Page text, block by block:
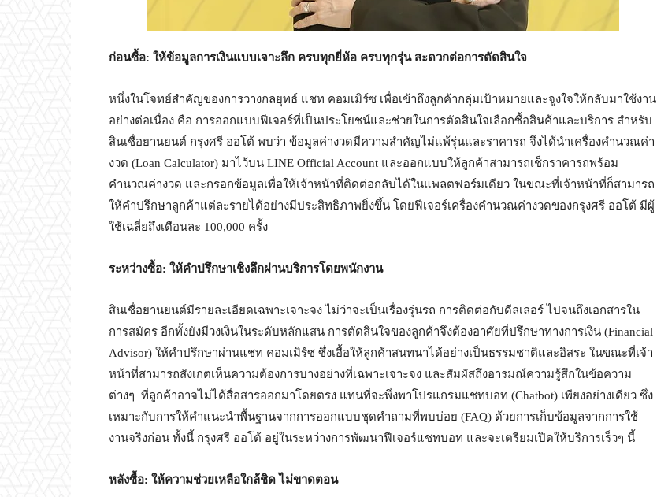
ก่อนซื้อ: ให้ข้อมูลการเงินแบบเจาะลึก ครบทุกยี่ห้อ ครบทุกรุ่น สะดวกต่อการตัดสินใจ
หนึ่งในโจทย์สำคัญของการวางกลยุทธ์ แชท คอมเมิร์ซ เพื่อเข้าถึงลูกค้ากลุ่มเป้าหมายและจูงใจให้กลับมาใช้งาน
อย่างต่อเนื่อง คือ การออกแบบฟีเจอร์ที่เป็นประโยชน์และช่วยในการตัดสินใจเลือกซื้อสินค้าและบริการ สำหรับ
สินเชื่อยานยนต์ กรุงศรี ออโต้ พบว่า ข้อมูลค่างวดมีความสำคัญไม่แพ้รุ่นและราคารถ จึงได้นำเครื่องคำนวณค่า
งวด (Loan Calculator) มาไว้บน LINE Official Account และออกแบบให้ลูกค้าสามารถเช็กราคารถพร้อม
คำนวณค่างวด และกรอกข้อมูลเพื่อให้เจ้าหน้าที่ติดต่อกลับได้ในแพลตฟอร์มเดียว ในขณะที่เจ้าหน้าที่ก็สามารถ
ให้คำปรึกษาลูกค้าแต่ละรายได้อย่างมีประสิทธิภาพยิ่งขึ้น โดยฟีเจอร์เครื่องคำนวณค่างวดของกรุงศรี ออโต้ มีผู้
ใช้เฉลี่ยถึงเดือนละ 100,000 ครั้ง
ระหว่างซื้อ: ให้คำปรึกษาเชิงลึกผ่านบริการโดยพนักงาน
สินเชื่อยานยนต์มีรายละเอียดเฉพาะเจาะจง ไม่ว่าจะเป็นเรื่องรุ่นรถ การติดต่อกับดีลเลอร์ ไปจนถึงเอกสารใน
การสมัคร อีกทั้งยังมีวงเงินในระดับหลักแสน การตัดสินใจของลูกค้าจึงต้องอาศัยที่ปรึกษาทางการเงิน (Financial
Advisor) ให้คำปรึกษาผ่านแชท คอมเมิร์ซ ซึ่งเอื้อให้ลูกค้าสนทนาได้อย่างเป็นธรรมชาติและอิสระ ในขณะที่เจ้า
หน้าที่สามารถสังเกตเห็นความต้องการบางอย่างที่เฉพาะเจาะจง และสัมผัสถึงอารมณ์ความรู้สึกในข้อความ
ต่างๆ ที่ลูกค้าอาจไม่ได้สื่อสารออกมาโดยตรง แทนที่จะพึ่งพาโปรแกรมแชทบอท (Chatbot) เพียงอย่างเดียว ซึ่ง
เหมาะกับการให้คำแนะนำพื้นฐานจากการออกแบบชุดคำถามที่พบบ่อย (FAQ) ด้วยการเก็บข้อมูลจากการใช้
งานจริงก่อน ทั้งนี้ กรุงศรี ออโต้ อยู่ในระหว่างการพัฒนาฟีเจอร์แชทบอท และจะเตรียมเปิดให้บริการเร็วๆ นี้
หลังซื้อ: ให้ความช่วยเหลือใกล้ชิด ไม่ขาดตอน